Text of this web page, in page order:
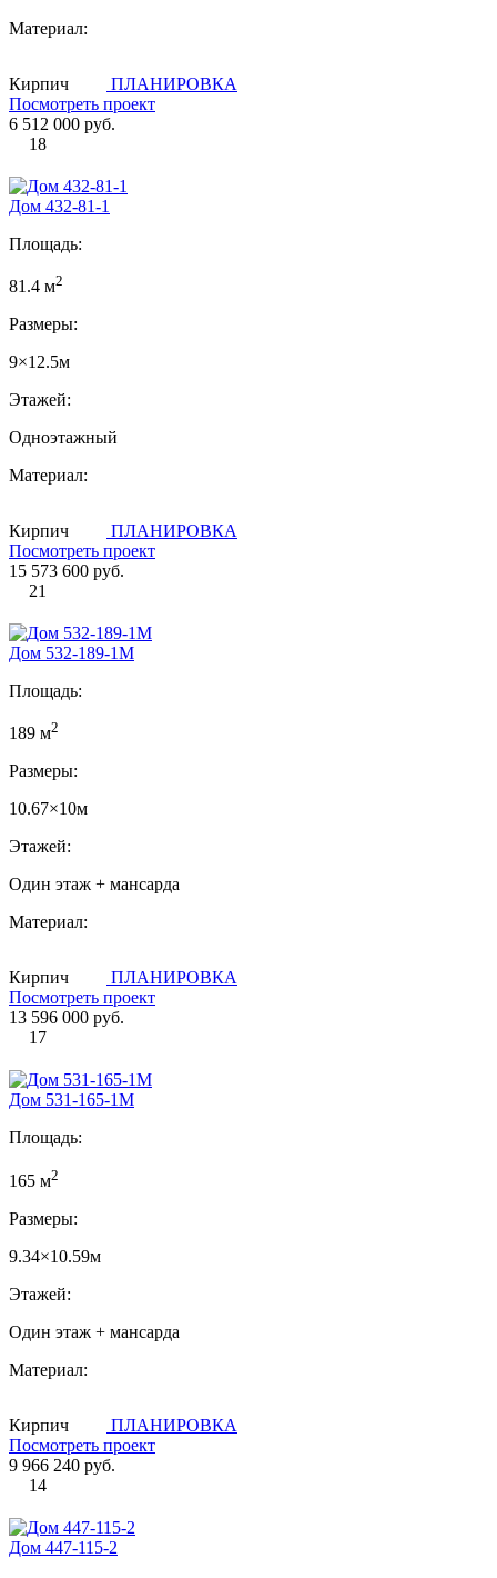
Материал:
Кирпич
ПЛАНИРОВКА
Посмотреть проект
6 512 000 руб.
18
Дом 432-81-1
Площадь:
81.4 м2
Размеры:
9×12.5м
Этажей:
Одноэтажный
Материал:
Кирпич
ПЛАНИРОВКА
Посмотреть проект
15 573 600 руб.
21
Дом 532-189-1М
Площадь:
189 м2
Размеры:
10.67×10м
Этажей:
Один этаж + мансарда
Материал:
Кирпич
ПЛАНИРОВКА
Посмотреть проект
13 596 000 руб.
17
Дом 531-165-1М
Площадь:
165 м2
Размеры:
9.34×10.59м
Этажей:
Один этаж + мансарда
Материал:
Кирпич
ПЛАНИРОВКА
Посмотреть проект
9 966 240 руб.
14
Дом 447-115-2